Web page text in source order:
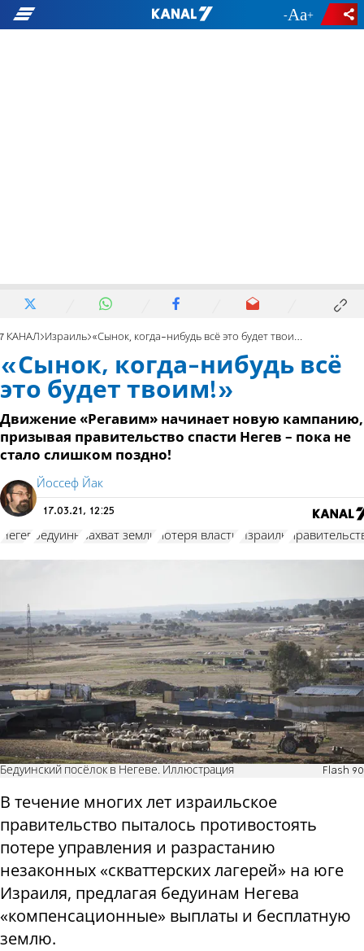
- +
7 КАНАЛ Израиль «Сынок, когда-нибудь всё это будет твоим!»
«Сынок, когда-нибудь всё
это будет твоим!»
Движение «Регавим» начинает новую кампанию,
призывая правительство спасти Негев – пока не
стало слишком поздно!
Йоссеф Йак
17.03.21, 12:25
Негев бедуины захват земли потеря власти Израиль
Бедуинский посёлок в Негеве. Иллюстрация Flash 90
В течение многих лет израильское
правительство пыталось противостоять
потере управления и разрастанию
незаконных «скваттерских лагерей» на юге
Израиля, предлагая бедуинам Негева
«компенсационные» выплаты и бесплатную
землю.